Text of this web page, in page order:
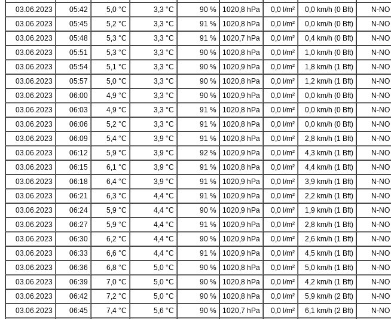
03.06.2023
05:42 5,0 °C 3,3 °C 90 % 1020,8 hPa 0,0 l/m² 0,0 km/h (0 Bft) N-NO
03.06.2023
05:45 5,2 °C 3,3 °C 91 % 1020,8 hPa 0,0 l/m² 0,0 km/h (0 Bft) N-NO
03.06.2023
05:48 5,3 °C 3,3 °C 91 % 1020,7 hPa 0,0 l/m² 0,4 km/h (0 Bft) N-NO
03.06.2023
05:51 5,3 °C 3,3 °C 90 % 1020,8 hPa 0,0 l/m² 1,0 km/h (0 Bft) N-NO
03.06.2023
05:54 5,1 °C 3,3 °C 90 % 1020,9 hPa 0,0 l/m² 1,8 km/h (1 Bft) N-NO
03.06.2023
05:57 5,0 °C 3,3 °C 90 % 1020,8 hPa 0,0 l/m² 1,2 km/h (1 Bft) N-NO
03.06.2023
06:00 4,9 °C 3,3 °C 90 % 1020,9 hPa 0,0 l/m² 0,0 km/h (0 Bft) N-NO
03.06.2023
06:03 4,9 °C 3,3 °C 91 % 1020,8 hPa 0,0 l/m² 0,0 km/h (0 Bft) N-NO
03.06.2023
06:06 5,2 °C 3,3 °C 91 % 1020,8 hPa 0,0 l/m² 0,0 km/h (0 Bft) N-NO
03.06.2023
06:09 5,4 °C 3,9 °C 91 % 1020,8 hPa 0,0 l/m² 2,8 km/h (1 Bft) N-NO
03.06.2023
06:12 5,9 °C 3,9 °C 92 % 1020,9 hPa 0,0 l/m² 4,3 km/h (1 Bft) N-NO
03.06.2023
06:15 6,1 °C 3,9 °C 91 % 1020,8 hPa 0,0 l/m² 4,4 km/h (1 Bft) N-NO
03.06.2023
06:18 6,4 °C 3,9 °C 91 % 1020,9 hPa 0,0 l/m² 3,9 km/h (1 Bft) N-NO
03.06.2023
06:21 6,3 °C 4,4 °C 91 % 1020,9 hPa 0,0 l/m² 2,2 km/h (1 Bft) N-NO
03.06.2023
06:24 5,9 °C 4,4 °C 90 % 1020,9 hPa 0,0 l/m² 1,9 km/h (1 Bft) N-NO
03.06.2023
06:27 5,9 °C 4,4 °C 91 % 1020,9 hPa 0,0 l/m² 2,8 km/h (1 Bft) N-NO
03.06.2023
06:30 6,2 °C 4,4 °C 90 % 1020,9 hPa 0,0 l/m² 2,6 km/h (1 Bft) N-NO
03.06.2023
06:33 6,6 °C 4,4 °C 91 % 1020,9 hPa 0,0 l/m² 4,5 km/h (1 Bft) N-NO
03.06.2023
06:36 6,8 °C 5,0 °C 90 % 1020,8 hPa 0,0 l/m² 5,0 km/h (1 Bft) N-NO
03.06.2023
06:39 7,0 °C 5,0 °C 90 % 1020,8 hPa 0,0 l/m² 4,2 km/h (1 Bft) N-NO
03.06.2023
06:42 7,2 °C 5,0 °C 90 % 1020,8 hPa 0,0 l/m² 5,9 km/h (2 Bft) N-NO
03.06.2023
06:45 7,4 °C 5,6 °C 90 % 1020,7 hPa 0,0 l/m² 6,1 km/h (2 Bft) N-NO